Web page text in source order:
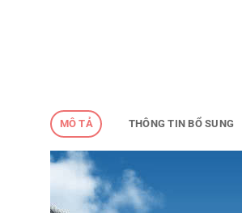
MÔ TẢ THÔNG TIN BỔ SUNG